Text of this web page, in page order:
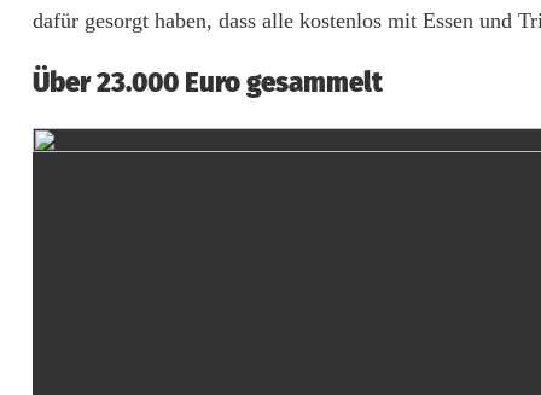
t
s
e
dafür gesorgt haben, dass alle kostenlos mit Essen und
Über 23.000 Euro gesammelt